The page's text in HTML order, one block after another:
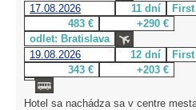
17.08.2026
11 dní
483 €
+290 €
odlet: Bratislava
19.08.2026
12 dní
343 €
+203 €
Hotel sa nachádza sa v centre